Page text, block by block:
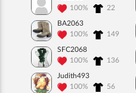
100%
22
BA2063
100%
149
SFC2068
100%
136
Judith493
100%
56